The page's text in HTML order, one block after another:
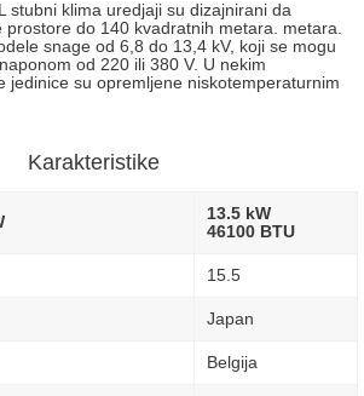
stubni klima uredjaji su dizajnirani da
prostore do 140 kvadratnih metara. metara.
snage od 6,8 do 13,4 kV, koji se mogu
od 220 ili 380 V. U nekim
jedinice su opremljene niskotemperaturnim
Karakteristike
13.5 kW
46100 BTU
15.5
Japan
Belgija